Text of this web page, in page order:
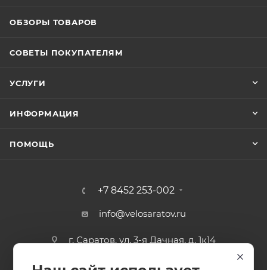
ОБЗОРЫ ТОВАРОВ
СОВЕТЫ ПОКУПАТЕЛЯМ
УСЛУГИ
ИНФОРМАЦИЯ
ПОМОЩЬ
+7 8452 253-002
info@velosaratov.ru
г. Саратов, ул. 3-я Дачная, д. 1к14